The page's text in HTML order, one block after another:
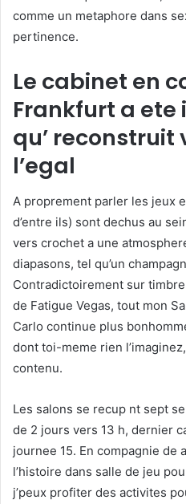
comme un metaphore dans
pertinence.
Le cabinet en
Frankfurt a ete
qu’
l’egal
A proprement parler les jeux
d’entre ils) sont dechus au
vers crochet a une
diapasons, tel qu’un
Contradictoirement sur
de Fatigue Vegas, tout mon
Carlo continue plus
dont toi-meme rien
contenu.
Les salons se recup nt sept
de 2 jours vers 13 h, dernier
journee 15. En compagnie de
l’histoire dans salle de jeu
j’peux profiter des activites